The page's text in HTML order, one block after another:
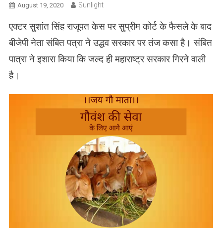
August 19, 2020 Sunlight
एक्टर सुशांत सिंह राजूपत केस पर सुप्रीम कोर्ट के फैसले के बाद
बीजेपी नेता संबित पत्रा ने उद्धव सरकार पर तंज कसा है। संबित
पात्रा ने इशारा किया कि जल्द ही महाराष्ट्र सरकार गिरने वाली
है।